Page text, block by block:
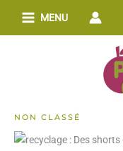
MENU
NON CLASSÉ